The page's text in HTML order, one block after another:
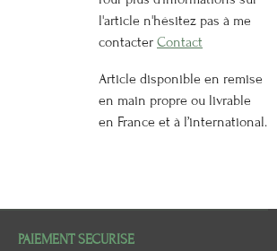
l'article n'hésitez pas à me
contacter Contact
Article disponible en remise
en main propre ou livrable
en France et à l’international.
PAIEMENT SECURISE